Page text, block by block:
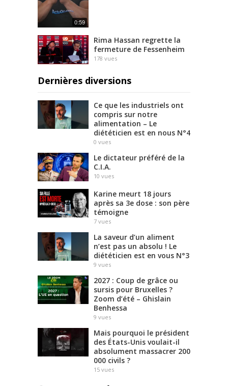
0:59
Rima Hassan regrette la
fermeture de Fessenheim
178 vues
Dernières diversions
Ce que les industriels ont
compris sur notre
alimentation – Le
diététicien est en nous N°4
0 vues
Le dictateur préféré de la
C.I.A.
10 vues
Karine meurt 18 jours
après sa 3e dose : son père
témoigne
7 vues
La saveur d’un aliment
n’est pas un absolu ! Le
diététicien est en vous N°3
9 vues
2027 : Coup de grâce ou
sursis pour Bruxelles ?
Zoom d’été – Ghislain
Benhessa
9 vues
Mais pourquoi le président
des États-Unis voulait-il
absolument massacrer 200
000 civils ?
15 vues